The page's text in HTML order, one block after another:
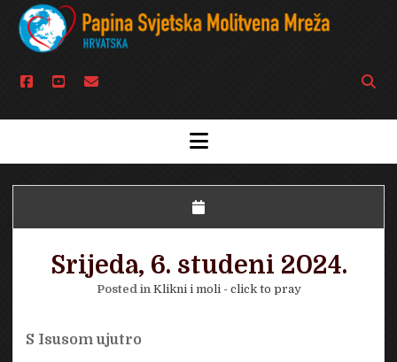
facebook
youtubeemail
Open
bar
open
menu
Srijeda, 6. studeni 2024.
Posted in Klikni i moli - click to pray
S Isusom ujutro